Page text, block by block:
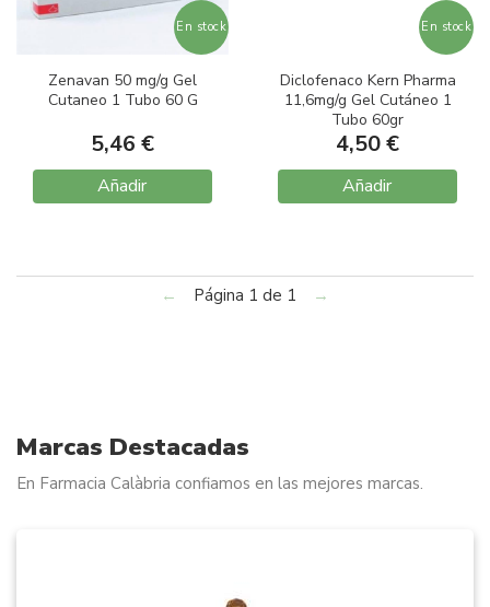
En stock
Zenavan 50 mg/g Gel
Cutaneo 1 Tubo 60 G
5,46 €
Añadir
En stock
Diclofenaco Kern Pharma
11,6mg/g Gel Cutáneo 1
Tubo 60gr
4,50 €
Añadir
← Página 1 de 1 →
Marcas Destacadas
En Farmacia Calàbria confiamos en las mejores marcas.